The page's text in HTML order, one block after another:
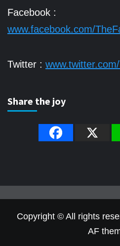
Facebook :
www.facebook.com/
Twitter :
Share the joy
Copyright © All rights
AF